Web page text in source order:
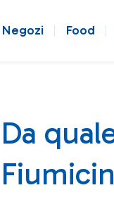
Negozi Food
Da